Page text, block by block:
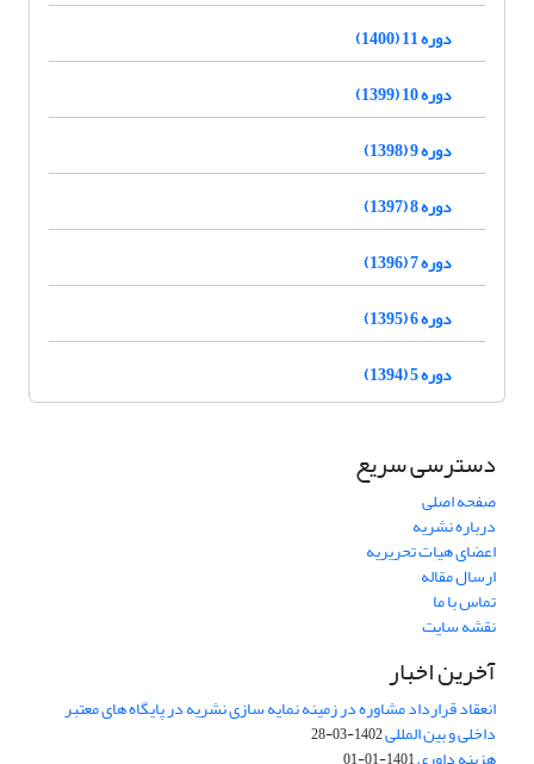
دوره 11 (1400)
دوره 10 (1399)
دوره 9 (1398)
دوره 8 (1397)
دوره 7 (1396)
دوره 6 (1395)
دوره 5 (1394)
دسترسی سریع
صفحه اصلی
درباره نشریه
اعضای هیات تحریریه
ارسال مقاله
تماس با ما
نقشه سایت
آخرین اخبار
انعقاد قرارداد مشاوره در زمینه نمایه سازی نشریه در پایگاه های معتبر
داخلی و بین المللی1402-03-28